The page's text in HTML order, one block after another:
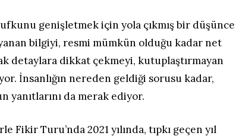
genişletmek için yola çıkmış bir düşünce
bilgiyi, resmi mümkün olduğu kadar net
detaylara dikkat çekmeyi, kutuplaştırmayan
İnsanlığın nereden geldiği sorusu kadar,
yanıtlarını da merak ediyor.
Fikir Turu’nda 2021 yılında, tıpkı geçen yıl